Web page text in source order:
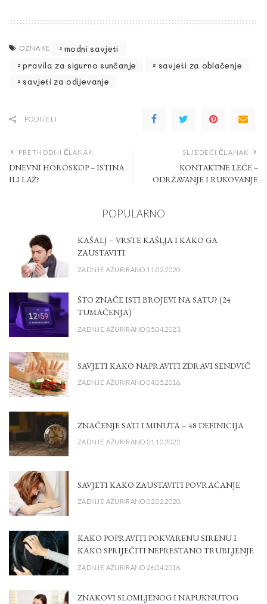
OZNAKE
modni savjeti
pravila za sigurno sunčanje
savjeti za oblačenje
savjeti za odijevanje
PODIJELI
PRETHODNI ČLANAK
DNEVNI HOROSKOP – ISTINA
ILI LAŽ?
SLJEDEĆI ČLANAK
KONTAKTNE LEĆE –
ODRŽAVANJE I RUKOVANJE
POPULARNO
KAŠALJ – VRSTE KAŠLJA I KAKO GA
ZAUSTAVITI
ZADNJE AŽURIRANO 11.02.2020.
ŠTO ZNAČE ISTI BROJEVI NA SATU? (24
TUMAČENJA)
ZADNJE AŽURIRANO 05.04.2023.
SAVJETI KAKO NAPRAVITI ZDRAVI SENDVIČ
ZADNJE AŽURIRANO 04.05.2016.
ZNAČENJE SATI I MINUTA – 48 DEFINICIJA
ZADNJE AŽURIRANO 31.10.2022.
SAVJETI KAKO ZAUSTAVITI POVRAĆANJE
ZADNJE AŽURIRANO 02.02.2020.
KAKO POPRAVITI POKVARENU SIRENU I
KAKO SPRIJEČITI NEPRESTANO TRUBLJENJE
ZADNJE AŽURIRANO 26.04.2016.
ZNAKOVI SLOMLJENOG I NAPUKNUTOG